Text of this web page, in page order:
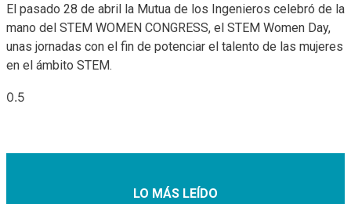
El pasado 28 de abril la Mutua de los Ingenieros celebró de la
mano del STEM WOMEN CONGRESS, el STEM Women Day,
unas jornadas con el fin de potenciar el talento de las mujeres
en el ámbito STEM.
LO MÁS LEÍDO